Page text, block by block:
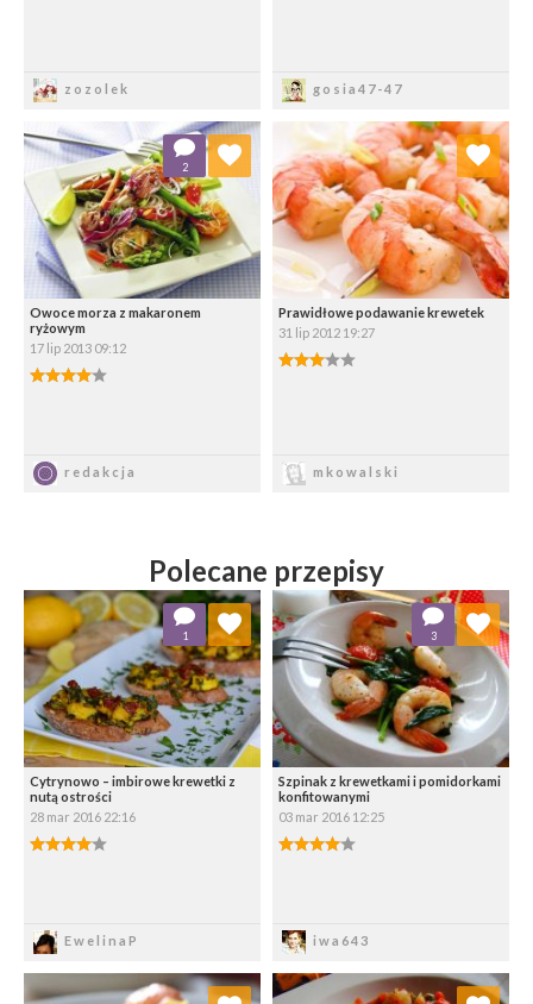
zozolek gosia47-47
Owoce morza z makaronem
ryżowym
17 lip 2013 09:12
4.00/5
redakcja
2
Dodaj do ulubionych
Wybierz listę:
Prawidłowe podawanie krewetek
31 lip 2012 19:27
3.00/5
mkowalski
Dodaj do ulubionych
Wybierz listę:
Polecane przepisy
Cytrynowo – imbirowe krewetki z
nutą ostrości
28 mar 2016 22:16
EwelinaP
1
Dodaj do ulubionych
Wybierz listę:
Szpinak z krewetkami i pomidorkami
konfitowanymi
03 mar 2016 12:25
iwa643
3
Dodaj do ulubionych
Wybierz listę:
Dodaj do ulubionych Dodaj do ulubionych